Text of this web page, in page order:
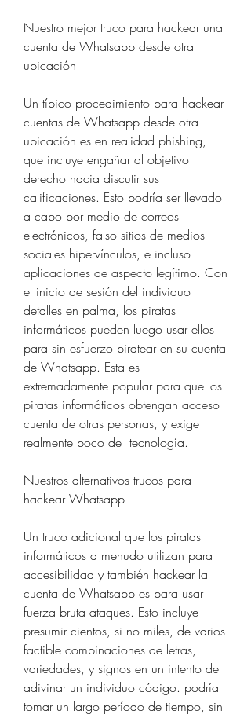
Nuestro mejor truco para hackear una
cuenta de Whatsapp desde otra
ubicación
Un típico procedimiento para hackear
cuentas de Whatsapp desde otra
ubicación es en realidad phishing,
que incluye engañar al objetivo
derecho hacia discutir sus
calificaciones. Esto podría ser llevado
a cabo por medio de correos
electrónicos, falso sitios de medios
sociales hipervínculos, e incluso
aplicaciones de aspecto legítimo. Con
el inicio de sesión del individuo
detalles en palma, los piratas
informáticos pueden luego usar ellos
para sin esfuerzo piratear en su cuenta
de Whatsapp. Esta es
extremadamente popular para que los
piratas informáticos obtengan acceso
cuenta de otras personas, y exige
realmente poco de  tecnología.
Nuestros alternativos trucos para
hackear Whatsapp
Un truco adicional que los piratas
informáticos a menudo utilizan para
accesibilidad y también hackear la
cuenta de Whatsapp es para usar
fuerza bruta ataques. Esto incluye
presumir cientos, si no miles, de varios
factible combinaciones de letras,
variedades, y signos en un intento de
adivinar un individuo código. podría
tomar un largo período de tiempo, sin